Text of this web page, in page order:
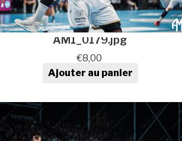
AM1_0179.jpg
€8,00
quantité de Photo de sport au
Ajouter au panier